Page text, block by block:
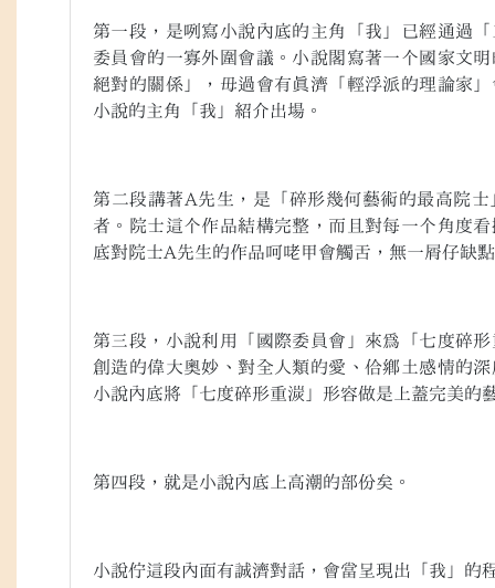
第一段，是咧寫小說內底的主角「我」已經通過
委員會的一寡外圍會議。小說閣寫著一个國家文
絕對的關係」，毋過會有真濟「輕浮派的理論家
小說的主角「我」紹介出場。
第二段講著 A先生，是「碎形幾何藝術的最高院
者。院士這个作品結構完整，而且對每一个角度
底對院士A先生的作品呵咾甲會觸舌，無一屑仔缺
第三段，小說利用「國際委員會」來為「七度碎
創造的偉大奧妙、對全人類的愛、佮鄉土感情的
小說內底將「七度碎形重湠」形容做是上蓋完美的
第四段，就是小說內底上高潮的部份矣。
小說佇這段內面有誠濟對話，會當呈現出「我」的